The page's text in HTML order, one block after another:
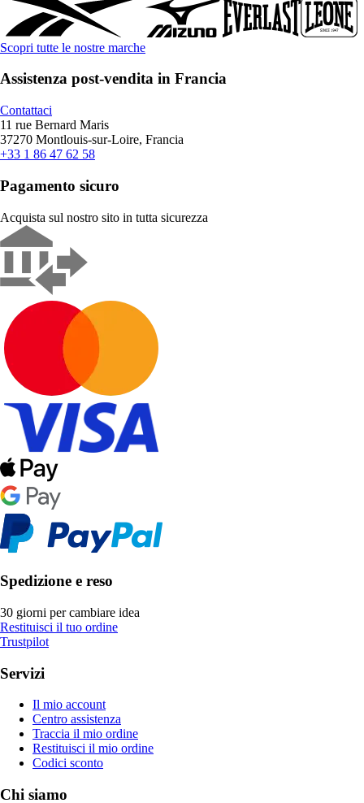
Scopri tutte le nostre marche
Assistenza post-vendita in Francia
Contattaci
11 rue Bernard Maris
37270 Montlouis-sur-Loire, Francia
+33 1 86 47 62 58
Pagamento sicuro
Acquista sul nostro sito in tutta sicurezza
Spedizione e reso
30 giorni per cambiare idea
Restituisci il tuo ordine
Trustpilot
Servizi
Il mio account
Centro assistenza
Traccia il mio ordine
Restituisci il mio ordine
Codici sconto
Chi siamo